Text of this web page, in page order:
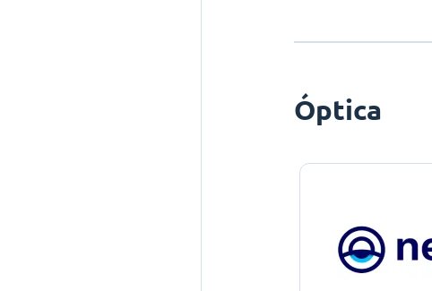
Óptica